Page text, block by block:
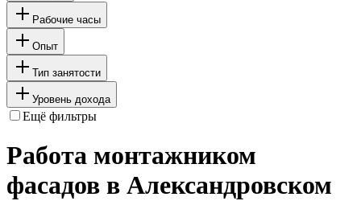
Рабочие часы
Опыт
Тип занятости
Уровень дохода
Ещё фильтры
Работа монтажником
фасадов в Александровском